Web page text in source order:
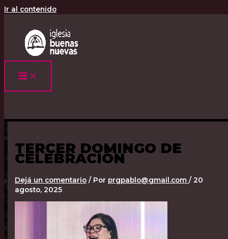
Ir al contenido
TERCER DOMINGO DE
CELEBRACIÓN
Dejá un comentario / Por prgpablo@gmail.com/20
agosto, 2025